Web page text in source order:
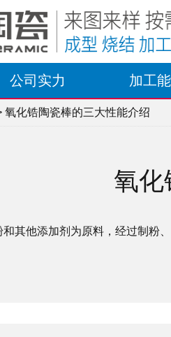
公司实力 加工
氧化锆陶瓷棒的三大性能介绍
氧化
其他添加剂为原料，经过制粉